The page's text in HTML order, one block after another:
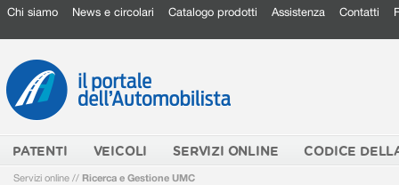
Chi siamo News e circolari Catalogo prodotti Assistenza Contatti
PATENTI VEICOLI SERVIZI ONLINE CODICE
Servizi online // Ricerca e Gestione UMC